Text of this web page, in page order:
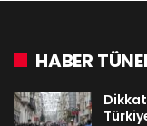
HABER
Dikkat